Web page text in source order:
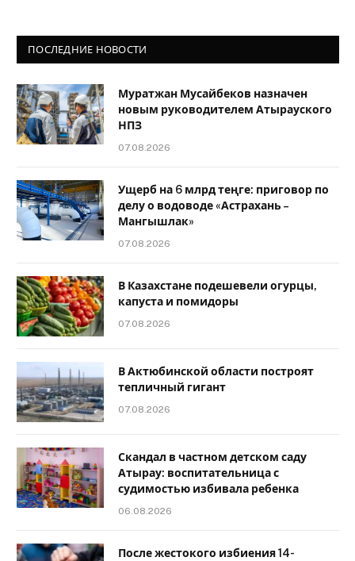
ПОСЛЕДНИЕ НОВОСТИ
Муратжан Мусайбеков назначен
новым руководителем Атырауского
НПЗ
07.08.2026
Ущерб на 6 млрд теңге: приговор по
делу о водоводе «Астрахань –
Мангышлак»
07.08.2026
В Казахстане подешевели огурцы,
капуста и помидоры
07.08.2026
В Актюбинской области построят
тепличный гигант
07.08.2026
Скандал в частном детском саду
Атырау: воспитательница с
судимостью избивала ребенка
06.08.2026
После жестокого избиения 14-